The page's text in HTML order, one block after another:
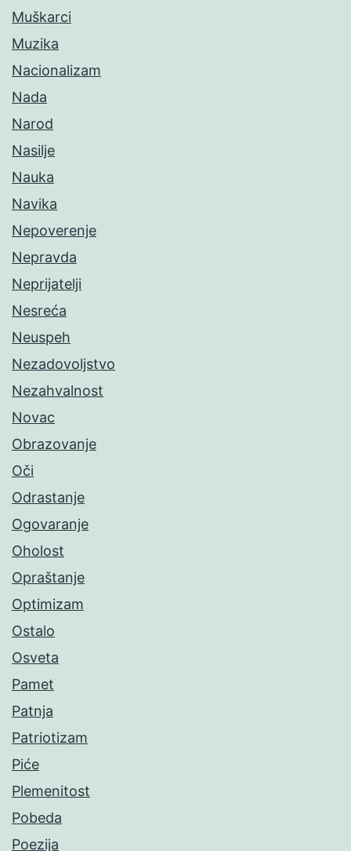
Muškarci
Muzika
Nacionalizam
Nada
Narod
Nasilje
Nauka
Navika
Nepoverenje
Nepravda
Neprijatelji
Nesreća
Neuspeh
Nezadovoljstvo
Nezahvalnost
Novac
Obrazovanje
Oči
Odrastanje
Ogovaranje
Oholost
Opraštanje
Optimizam
Ostalo
Osveta
Pamet
Patnja
Patriotizam
Piće
Plemenitost
Pobeda
Poezija